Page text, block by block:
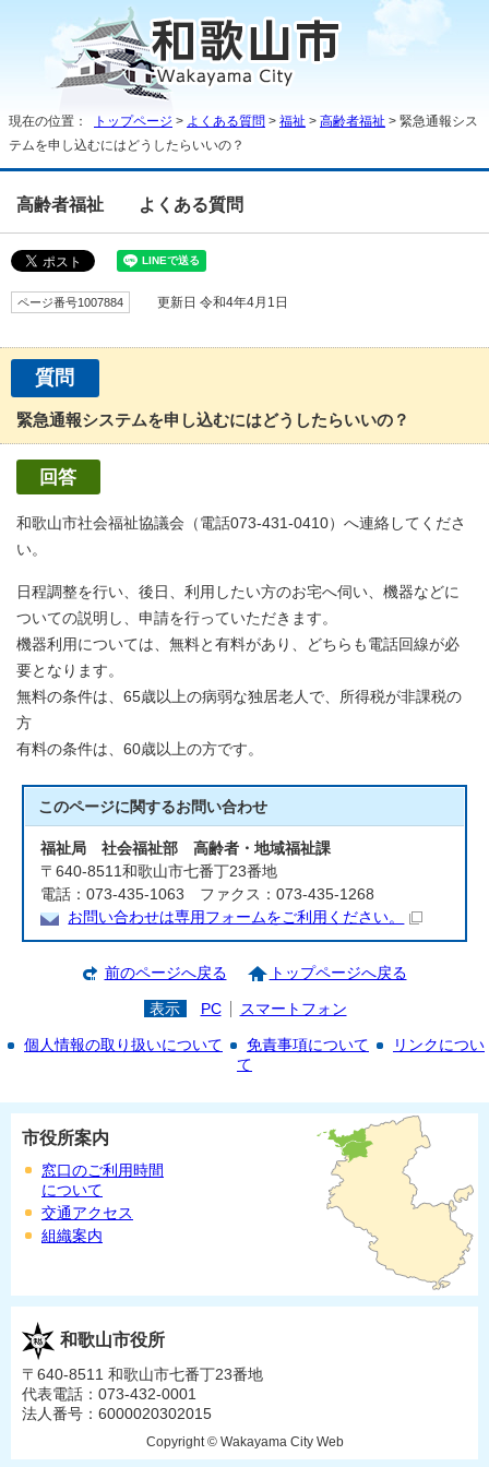
現在の位置： トップページ > よくある質問 > 福祉 > 高齢者福祉 > 緊急通報シス
テムを申し込むにはどうしたらいいの？
高齢者福祉 よくある質問
ページ番号1007884 更新日 令和4年4月1日
質問
緊急通報システムを申し込むにはどうしたらいいの？
回答
和歌山市社会福祉協議会（電話073-431-0410）へ連絡してくださ
い。
日程調整を行い、後日、利用したい方のお宅へ伺い、機器などに
ついての説明し、申請を行っていただきます。
機器利用については、無料と有料があり、どちらも電話回線が必
要となります。
無料の条件は、65歳以上の病弱な独居老人で、所得税が非課税の
方
有料の条件は、60歳以上の方です。
このページに関するお問い合わせ
福祉局 社会福祉部 高齢者・地域福祉課
〒640-8511和歌山市七番丁23番地
電話：073-435-1063 ファクス：073-435-1268
お問い合わせは専用フォームをご利用ください。
前のページへ戻る トップページへ戻る
表示 PC スマートフォン
個人情報の取り扱いについて 免責事項について
リンクについ
て
市役所案内
窓口のご利用時間
について
交通アクセス
組織案内
和歌山市役所
〒640-8511 和歌山市七番丁23番地
代表電話：073-432-0001
法人番号：6000020302015
Copyright © Wakayama City Web